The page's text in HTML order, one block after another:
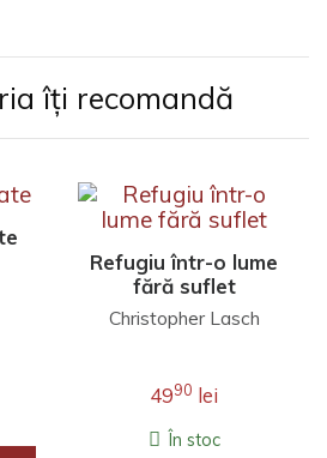
îți recomandă
Refugiu într-o lume
fără suflet
Christopher Lasch
4990 lei
În stoc